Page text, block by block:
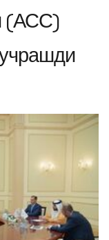
(АСС)